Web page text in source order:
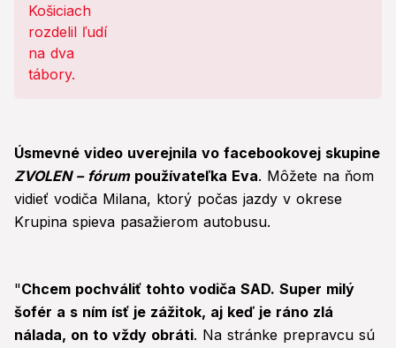
Úsmevné video uverejnila vo facebookovej skupine
ZVOLEN – fórumpoužívateľka Eva. Môžete na ňom
vidieť vodiča Milana, ktorý počas jazdy v okrese
Krupina spieva pasažierom autobusu.
"Chcem pochváliť tohto vodiča SAD. Super milý
šofér a s ním ísť je zážitok, aj keď je ráno zlá
nálada, on to vždy obráti. Na stránke prepravcu sú